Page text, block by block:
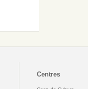
Centres